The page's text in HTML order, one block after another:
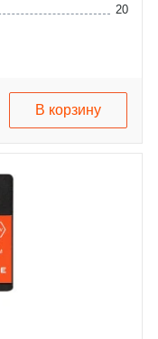
20
В корзину